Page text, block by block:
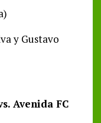
y Gustavo
Avenida FC